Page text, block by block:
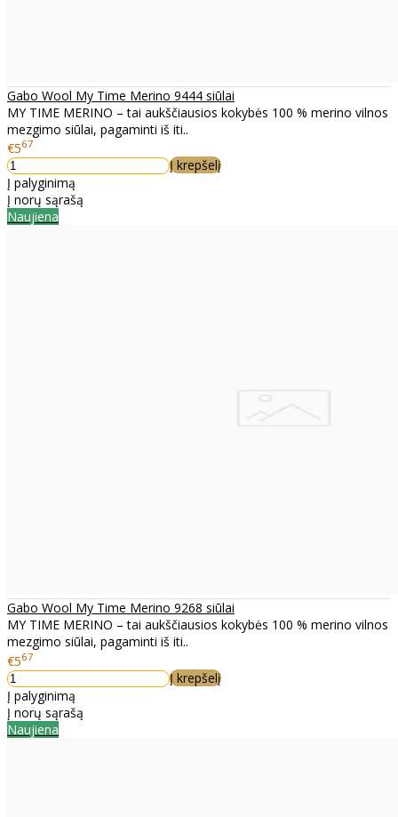
Gabo Wool My Time Merino 9444 siūlai
MY TIME MERINO – tai aukščiausios kokybės 100 % merino vilnos
mezgimo siūlai, pagaminti iš iti..
€567
Į krepšelį
Į palyginimą
Į norų sąrašą
Naujiena
Gabo Wool My Time Merino 9268 siūlai
MY TIME MERINO – tai aukščiausios kokybės 100 % merino vilnos
mezgimo siūlai, pagaminti iš iti..
€567
Į krepšelį
Į palyginimą
Į norų sąrašą
Naujiena